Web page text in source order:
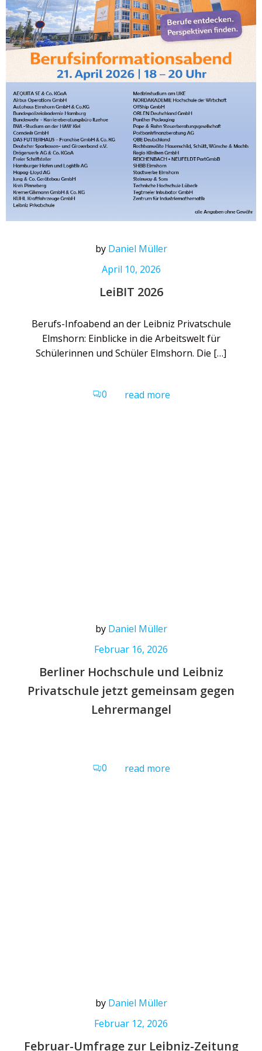
by Daniel Müller
April 10, 2026
LeiBIT 2026
Berufs-Infoabend an der Leibniz Privatschule
Elmshorn: Einblicke in die Arbeitswelt für
Schülerinnen und Schüler Elmshorn. Die […]
0 read more
by Daniel Müller
Februar 16, 2026
Berliner Hochschule und Leibniz
Privatschule jetzt gemeinsam gegen
Lehrermangel
0 read more
by Daniel Müller
Februar 12, 2026
Februar-Umfrage zur Leibniz-Zeitung